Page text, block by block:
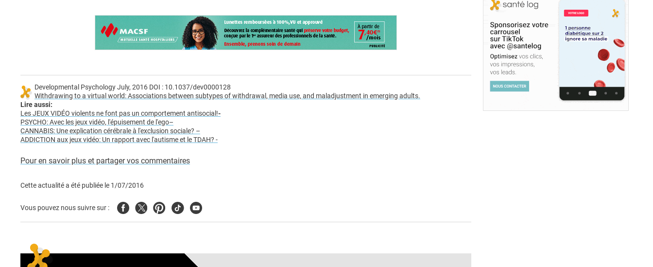
Developmental Psychology July, 2016 DOI : 10.1037/dev0000128
Withdrawing to a virtual world: Associations between subtypes of withdrawal, media use, and maladjustment in emerging adults.
Lire aussi:
Les JEUX VIDÉO violents ne font pas un comportement antisocial!-
PSYCHO: Avec les jeux vidéo, l'épuisement de l'ego–
CANNABIS: Une explication cérébrale à l'exclusion sociale? –
ADDICTION aux jeux vidéo: Un rapport avec l'autisme et le TDAH? -
Pour en savoir plus et partager vos commentaires
Cette actualité a été publiée le 1/07/2016
Vous pouvez nous suivre sur : FacebookTwitterPinterest
TiktokYoutube